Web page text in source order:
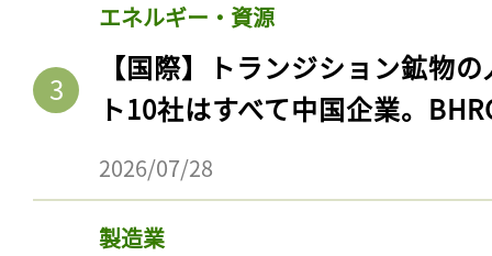
エネルギー・資源
【国際】トランジション鉱物
ト10社はすべて中国企業。
2026/07/28
製造業